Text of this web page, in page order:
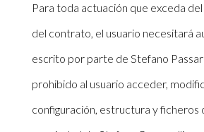
Para toda actuación que exceda
del contrato, el usuario necesitará
escrito por parte de Stefano
prohibido al usuario acceder,
configuración, estructura y ficheros